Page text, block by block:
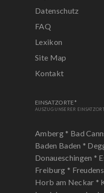
Datenschutz
FAQ
Lexikon
Site Map
Kontakt
EINSATZORTE*
AUSZUG UNSERER
Amberg * Bad
Baden Baden *
Donaueschingen *
Freiburg *
Horb am Neckar *